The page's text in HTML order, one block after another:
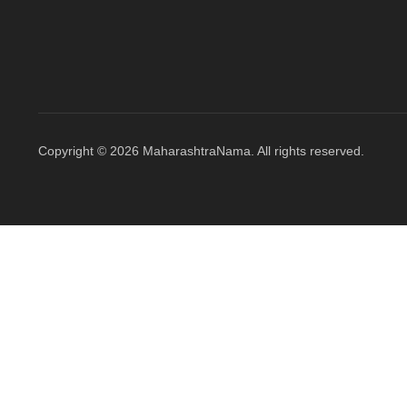
Copyright © 2026 MaharashtraNama. All rights reserved.